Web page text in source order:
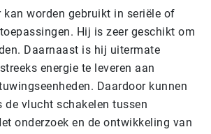
kan worden gebruikt in seriële of
Hij is zeer geschikt om
Daarnaast is hij uitermate
energie te leveren aan
Daardoor kunnen
vlucht schakelen tussen
onderzoek en de ontwikkeling van